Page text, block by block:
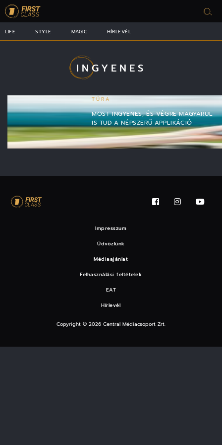
LIFE STYLE MAGIC HÍRLEVÉL
INGYENES
TÚRA
MOST INGYENES, ÉS VÉGRE MAGYARUL
IS TUD A NÉPSZERŰ APPLIKÁCIÓ
Impresszum
Üdvözlünk
Médiaajánlat
Felhasználási feltételek
EAT
Hírlevél
Copyright © 2026 Central Médiacsoport Zrt.